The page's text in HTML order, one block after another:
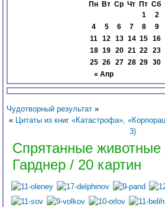
Пн
Вт Ср Чт Пт Сб
« Апр
1 2
4
5 6 7 8 9
11 12 13 14 15 16
18 19 20 21 22 23
25 26 27 28 29 30
Чудотворный результат »
« Цитаты из книг «Катастрофа»,
3)
Спрятанные животные
Гарднер / 20 картин